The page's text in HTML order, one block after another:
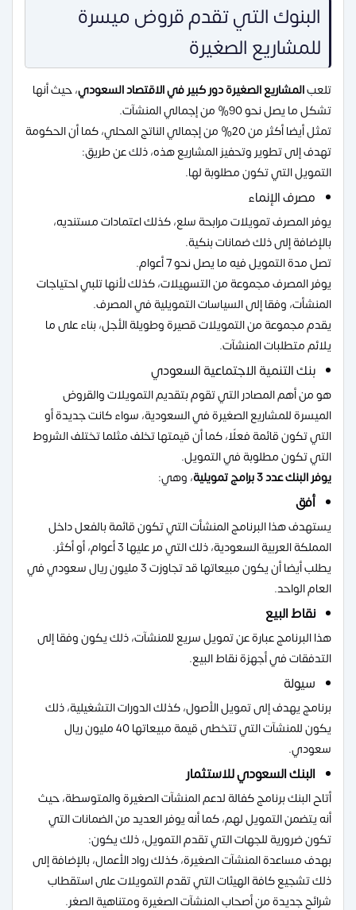
البنوك التي تقدم قروض ميسرة
للمشاريع الصغيرة
تلعبالمشاريع الصغيرة دور كبير في الاقتصاد السعودي، حيث أنها
تشكل ما يصل نحو 90% من إجمالي المنشآت.
تمثل أيضا أكثر من 20% من إجمالي الناتج المحلي، كما أن الحكومة
تهدف إلى تطوير وتحفيز المشاريع هذه، ذلك عن طريق:
التمويل التي تكون مطلوبة لها.
مصرف الإنماء
يوفر المصرف تمويلات مرابحة سلع، كذلك اعتمادات مستنديه،
بالإضافة إلى ذلك ضمانات بنكية.
تصل مدة التمويل فيه ما يصل نحو 7 أعوام.
يوفر المصرف مجموعة من التسهيلات، كذلك لأنها تلبي احتياجات
المنشأت، وفقا إلى السياسات التمويلية في المصرف.
يقدم مجموعة من التمويلات قصيرة وطويلة الأجل، بناء على ما
يلائم متطلبات المنشآت.
بنك التنمية الاجتماعية السعودي
هو من أهم المصادر التي تقوم بتقديم التمويلات والقروض
الميسرة للمشاريع الصغيرة في السعودية، سواء كانت جديدة أو
التي تكون قائمة فعلًا، كما أن قيمتها تخلف مثلما تختلف الشروط
التي تكون مطلوبة في التمويل.
يوفر البنك عدد 3 برامج تمويلية
، وهي:
أفق
يستهدف هذا البرنامج المنشأت التي تكون قائمة بالفعل داخل
المملكة العربية السعودية، ذلك التي مر عليها 3 أعوام، أو أكثر.
يطلب أيضا أن يكون مبيعاتها قد تجاوزت 3 مليون ريال سعودي في
العام الواحد.
نقاط البيع
هذا البرنامج عبارة عن تمويل سريع للمنشآت، ذلك يكون وفقا إلى
التدفقات في أجهزة نقاط البيع.
سيولة
برنامج يهدف إلى تمويل الأصول، كذلك الدورات التشغيلية، ذلك
يكون للمنشآت التي تتخطى قيمة مبيعاتها 40 مليون ريال
سعودي.
البنك السعودي للاستثمار
أتاح البنك برنامج كفالة لدعم المنشآت الصغيرة والمتوسطة، حيث
أنه يتضمن التمويل لهم، كما أنه يوفر العديد من الضمانات التي
تكون ضرورية للجهات التي تقدم التمويل، ذلك يكون:
بهدف مساعدة المنشآت الصغيرة، كذلك رواد الأعمال، بالإضافة إلى
ذلك تشجيع كافة الهيئات التي تقدم التمويلات على استقطاب
شرائح جديدة من أصحاب المنشآت الصغيرة ومتناهية الصغر.